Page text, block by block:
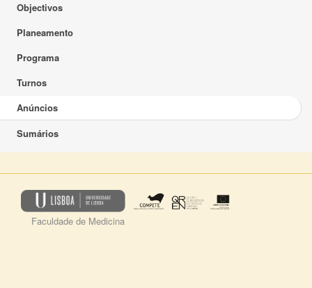
Objectivos
Planeamento
Programa
Turnos
Anúncios
Sumários
Faculdade de Medicina